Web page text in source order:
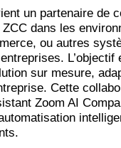
un partenaire de
dans les
ou autres
L’objectif
sur mesure,
Cette
Zoom AI